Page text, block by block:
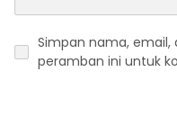
Simpan nama, email,
peramban ini untuk